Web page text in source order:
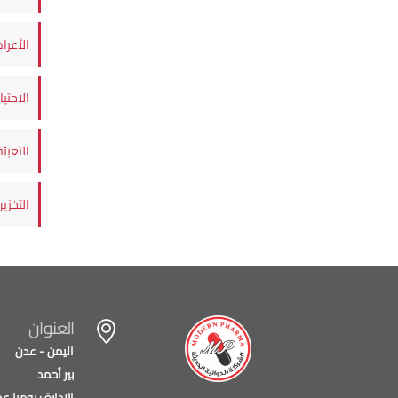
العنوان
اليمن - عدن
بير أحمد